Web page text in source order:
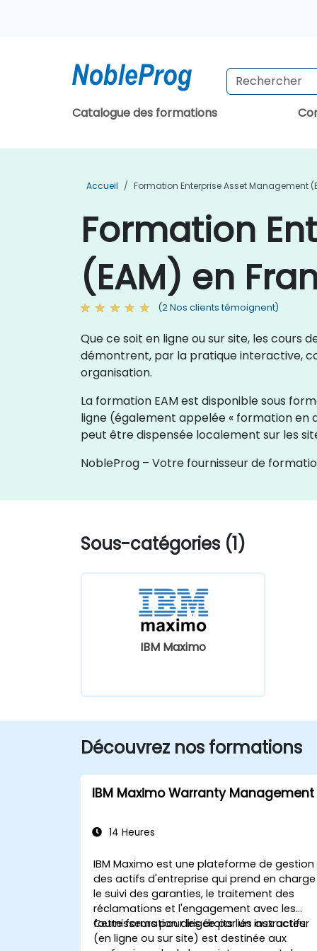
Catalogue des formations
Accueil Formation Enterprise Asset Management
Formation
(EAM) en
(2 Nos clients témoignent)
Que ce soit en ligne ou sur site, les cours
démontrent, par la pratique interactive,
organisation.
La formation EAM est disponible sous
ligne (également appelée « formation en
peut être dispensée localement sur les
NobleProg – Votre fournisseur de
Sous-catégories (1)
IBM Maximo
Découvrez nos formations
IBM Maximo Warranty Management
14 Heures
IBM Maximo est une plateforme de gestion
des actifs d'entreprise qui prend en charge
le suivi des garanties, le traitement des
réclamations et l'engagement avec les
fournisseurs pour les droits liés aux actifs.
Cette formation dirigée par un instructeur
(en ligne ou sur site) est destinée aux